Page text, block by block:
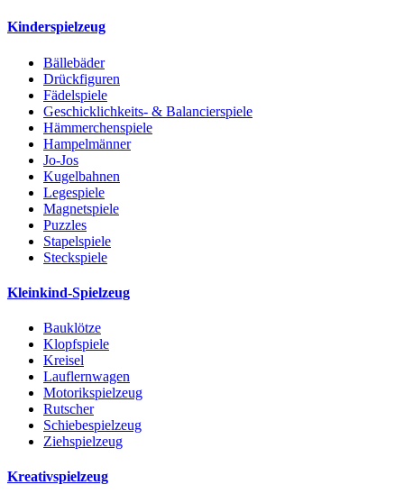
Kinderspielzeug
Bällebäder
Drückfiguren
Fädelspiele
Geschicklichkeits- & Balancierspiele
Hämmerchenspiele
Hampelmänner
Jo-Jos
Kugelbahnen
Legespiele
Magnetspiele
Puzzles
Stapelspiele
Steckspiele
Kleinkind-Spielzeug
Bauklötze
Klopfspiele
Kreisel
Lauflernwagen
Motorikspielzeug
Rutscher
Schiebespielzeug
Ziehspielzeug
Kreativspielzeug